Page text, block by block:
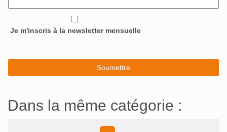
Je m'inscris à la newsletter mensuelle
Dans la même catégorie :